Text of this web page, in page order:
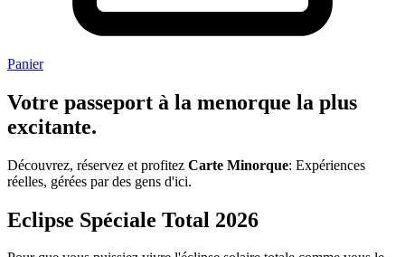
Panier
Votre passeport à la menorque la plus
excitante.
Découvrez, réservez et profitez Carte Minorque: Expériences
réelles, gérées par des gens d'ici.
Eclipse Spéciale Total 2026